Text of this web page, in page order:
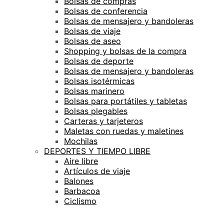
Bolsas de conferencia
Bolsas de mensajero y bandoleras
Bolsas de viaje
Bolsas de aseo
Shopping y bolsas de la compra
Bolsas de deporte
Bolsas de mensajero y bandoleras
Bolsas isotérmicas
Bolsas marinero
Bolsas para portátiles y tabletas
Bolsas plegables
Carteras y tarjeteros
Maletas con ruedas y maletines
Mochilas
DEPORTES Y TIEMPO LIBRE
Aire libre
Artículos de viaje
Balones
Barbacoa
Ciclismo